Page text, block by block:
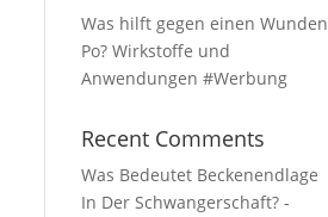
Was hilft gegen einen Wunden
Po? Wirkstoffe und
Anwendungen #Werbung
Recent Comments
Was Bedeutet Beckenendlage
In Der Schwangerschaft? -